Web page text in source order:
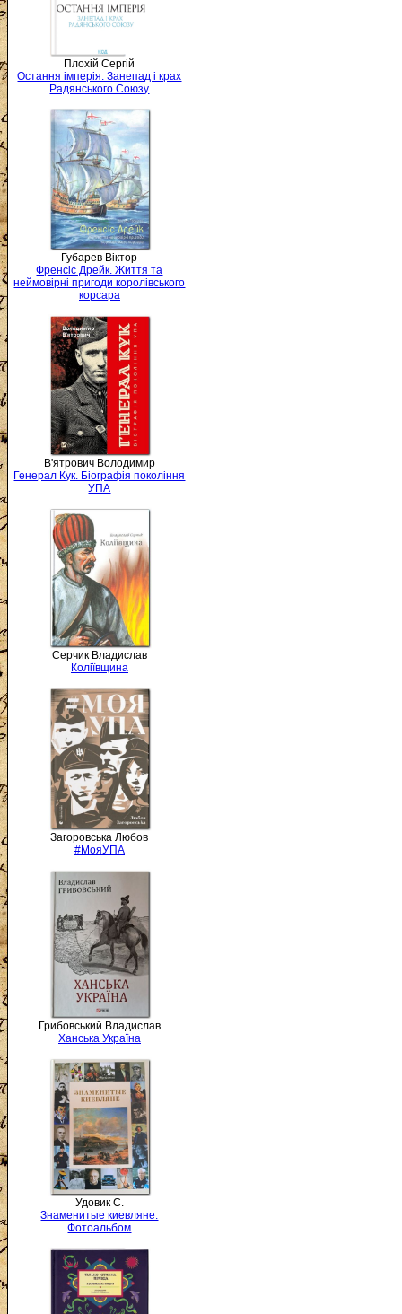
Плохій Сергій
Остання імперія. Занепад і крах
Радянського Союзу
Губарев Віктор
Френсіс Дрейк. Життя та
неймовірні пригоди королівського
корсара
В'ятрович Володимир
Генерал Кук. Біографія покоління
УПА
Серчик Владислав
Коліївщина
Загоровська Любов
#МояУПА
Грибовський Владислав
Ханська Україна
Удовик С.
Знаменитые киевляне.
Фотоальбом